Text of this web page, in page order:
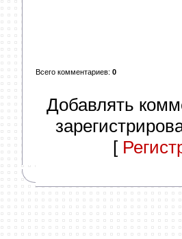
Всего комментариев: 0
Добавлять
[